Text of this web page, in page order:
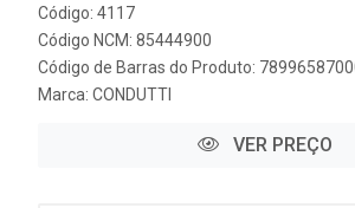
Código: 4117
Código NCM: 85444900
Código de Barras do Produto:
Marca: CONDUTTI
VER PREÇO